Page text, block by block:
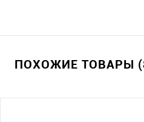
ПОХОЖИЕ ТОВАРЫ